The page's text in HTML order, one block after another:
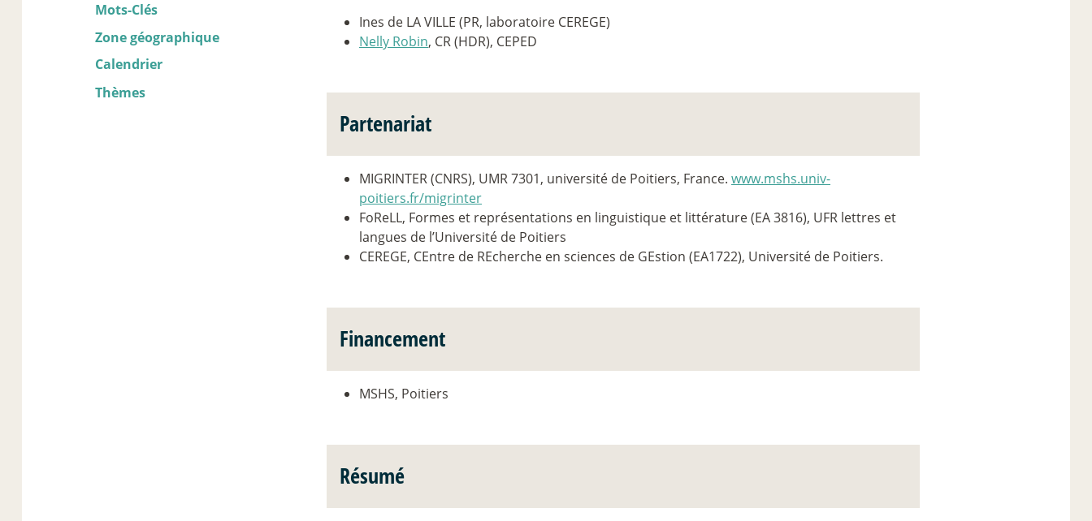
Mots-Clés
Zone géographique
Calendrier
Thèmes
Ines de LA VILLE (PR, laboratoire CEREGE)
Nelly Robin, CR (HDR), CEPED
Partenariat
MIGRINTER (CNRS), UMR 7301, université de Poitiers, France. www.mshs.univ-
poitiers.fr/migrinter
FoReLL, Formes et représentations en linguistique et littérature (EA 3816), UFR lettres et
langues de l’Université de Poitiers
CEREGE, CEntre de REcherche en sciences de GEstion (EA1722), Université de Poitiers.
Financement
MSHS, Poitiers
Résumé